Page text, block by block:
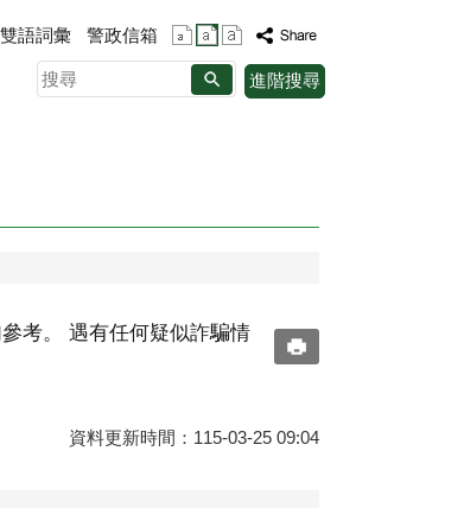
雙語詞彙
警政信箱
搜
尋
進階搜尋
考。 ​遇有任何疑似詐騙情
資料更新時間：115-03-25 09:04